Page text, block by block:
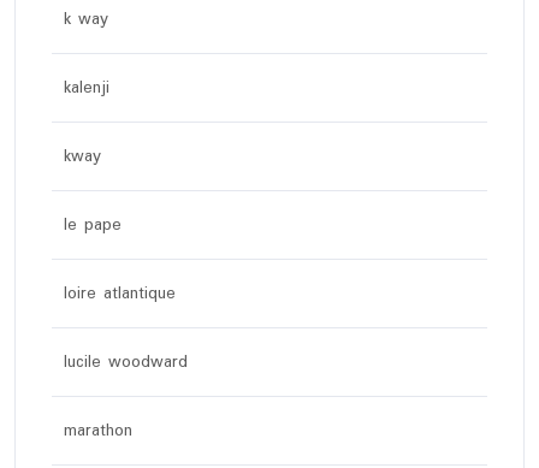
k way
kalenji
kway
le pape
loire atlantique
lucile woodward
marathon